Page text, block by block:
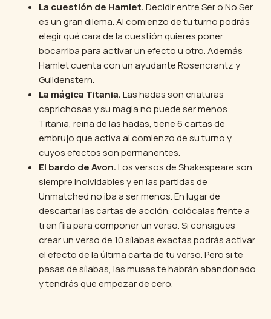
La cuestión de Hamlet.Decidir entre Ser o No Ser
es un gran dilema. Al comienzo de tu turno podrás
elegir qué cara de la cuestión quieres poner
bocarriba para activar un efecto u otro. Además
Hamlet cuenta con un ayudante Rosencrantz y
Guildenstern.
La mágica Titania.Las hadas son criaturas
caprichosas y su magia no puede ser menos.
Titania, reina de las hadas, tiene 6 cartas de
embrujo que activa al comienzo de su turno y
cuyos efectos son permanentes.
El bardo de Avon.Los versos de Shakespeare son
siempre inolvidables y en las partidas de
Unmatched no iba a ser menos. En lugar de
descartar las cartas de acción, colócalas frente a
ti en fila para componer un verso. Si consigues
crear un verso de 10 sílabas exactas podrás activar
el efecto de la última carta de tu verso. Pero si te
pasas de sílabas, las musas te habrán abandonado
y tendrás que empezar de cero.